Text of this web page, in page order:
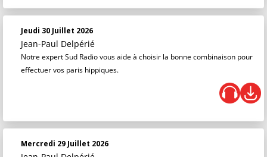
Jeudi 30 Juillet 2026
Jean-Paul Delpérié
Notre expert Sud Radio vous aide à choisir la bonne combinaison pour
effectuer vos paris hippiques.
Mercredi 29 Juillet 2026